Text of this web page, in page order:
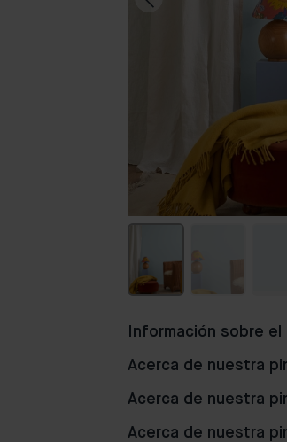
Información sobre
Acerca de nuestra
Acerca de nuestra
Acerca de nuestra